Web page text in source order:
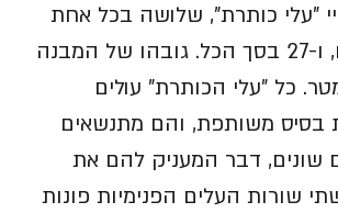
"עלי כותרת", שלושה בכל אחת
מתשע צלעותיו, ו-27 בסך הכל. גובהו של המבנה
מעל 40 מטר. כל "עלי הכותרת" עולים
בסיס משותפת, והם מתנשאים
שונים, דבר המעניק להם את
שורות העלים הפנימיות פונות